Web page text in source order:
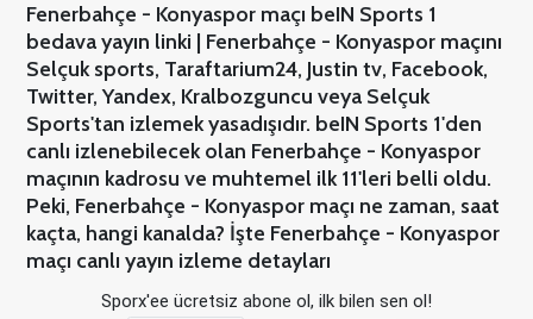
Fenerbahçe - Konyaspor maçı beIN Sports 1
bedava yayın linki | Fenerbahçe - Konyaspor maçını
Selçuk sports, Taraftarium24, Justin tv, Facebook,
Twitter, Yandex, Kralbozguncu veya Selçuk
Sports'tan izlemek yasadışıdır. beIN Sports 1'den
canlı izlenebilecek olan Fenerbahçe - Konyaspor
maçının kadrosu ve muhtemel ilk 11'leri belli oldu.
Peki, Fenerbahçe - Konyaspor maçı ne zaman, saat
kaçta, hangi kanalda? İşte Fenerbahçe - Konyaspor
maçı canlı yayın izleme detayları
Sporx'ee ücretsiz abone ol, ilk bilen sen ol!